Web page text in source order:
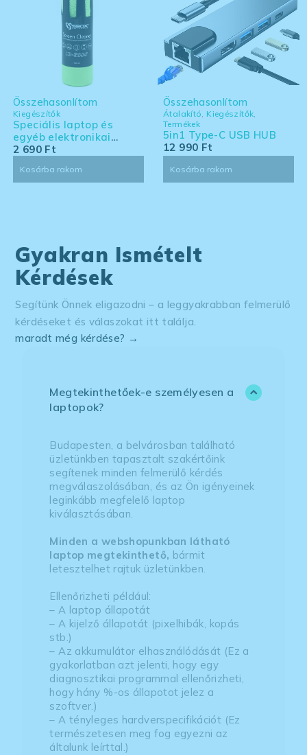
Kiegészítők
Speciális laptop és
egyéb elektronikai
eszköz tisztító készlet -
Összehasonlítom
2 690 Ft
Kosárba rakom
Átalakító Kiegészítők
Termékek
5in1 Type-C USB HUB
Összehasonlítom
12 990 Ft
Kosárba rakom
Gyakran Ismételt
Kérdések
Segítünk Önnek eligazodni – a leggyakrabban felmerülő
kérdéseket és válaszokat itt találja.
maradt még kérdése? →
Megtekinthetőek-e személyesen a
laptopok?
Budapesten, a belvárosban található
üzletünkben tapasztalt szakértőink
segítenek minden felmerülő kérdés
megválaszolásában, és az Ön igényeinek
leginkább megfelelő laptop
kiválasztásában.
Minden a webshopunkban látható
laptop megtekinthető, bármit
letesztelhet rajtuk üzletünkben.
Ellenőrizheti például:
– A laptop állapotát
– A kijelző állapotát (pixelhibák, kopás
stb.)
– Az akkumulátor elhasználódását (Ez a
gyakorlatban azt jelenti, hogy egy
diagnosztikai programmal ellenőrizheti,
hogy hány %-os állapotot jelez a
szoftver.)
– A tényleges hardverspecifikációt (Ez
természetesen meg fog egyezni az
általunk leírttal.)